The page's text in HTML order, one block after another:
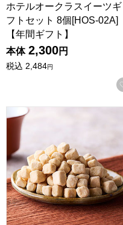
ホテルオークラスイーツギ
フトセット 8個[HOS-02A]
【年間ギフト】
本体 2,300円
税込 2,484円
小男鹿本舗 冨士屋 霰三盆